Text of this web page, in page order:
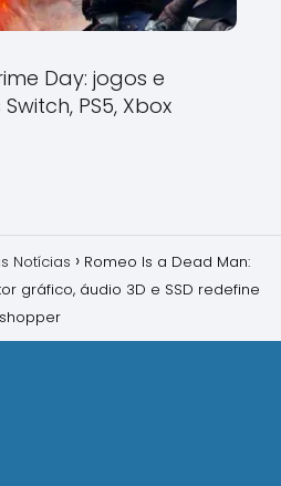
Day: jogos e
PS5, Xbox
Notícias
Romeo Is a Dead Man:
gráfico, áudio 3D e SSD redefine